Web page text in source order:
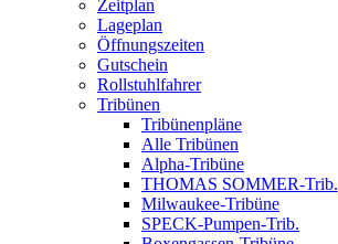
Zeitplan
Lageplan
Öffnungszeiten
Gutschein
Rollstuhlfahrer
Tribünen
Tribünenpläne
Alle Tribünen
Alpha-Tribüne
THOMAS SOMMER-Trib.
Milwaukee-Tribüne
SPECK-Pumpen-Trib.